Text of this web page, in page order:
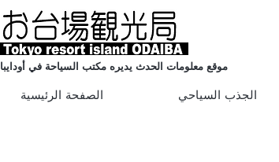
موقع معلومات الحدث يديره مكتب السياحة في أودايبا
الصفحة الرئيسية الجذب السياحي